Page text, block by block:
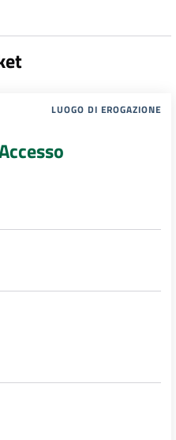
LUOGO DI EROGAZIONE